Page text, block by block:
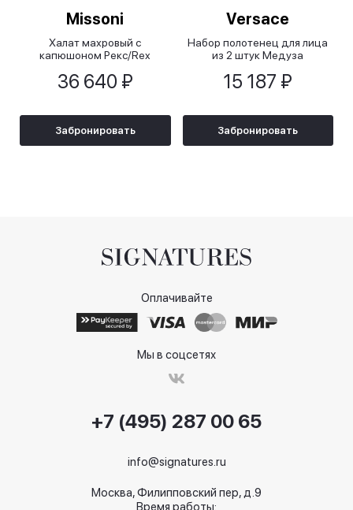
Missoni
Халат махровый с
капюшоном Рекс/Rex
36 640 ₽
Забронировать
Versace
Набор полотенец для лица
из 2 штук Медуза
голубой
15 187 ₽
Забронировать
Оплачивайте
Мы в соцсетях
+7 (495) 287 00 65
info@signatures.ru
Москва, Филипповский пер, д.9
Время работы: